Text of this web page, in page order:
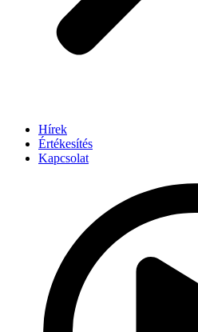
Hírek
Értékesítés
Kapcsolat